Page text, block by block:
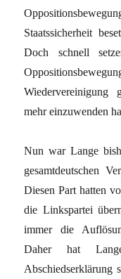
Staatssicherheit
Doch schnell
Wiedervereinigung
mehr einzuwenden
Nun war Lange
gesamtdeutschen
Diesen Part hatten
die Linkspartei
immer die
Daher hat
Abschiedserklärung